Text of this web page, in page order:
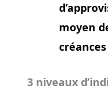
moyen
3 niveaux